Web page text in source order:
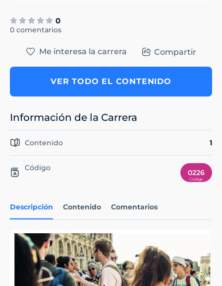
0
0 comentarios
Descripción Contenido Comentarios
Me interesa la carrera Compartir
VER TODO EL CONTENIDO
Información de la Carrera
Contenido 1
Código
0226